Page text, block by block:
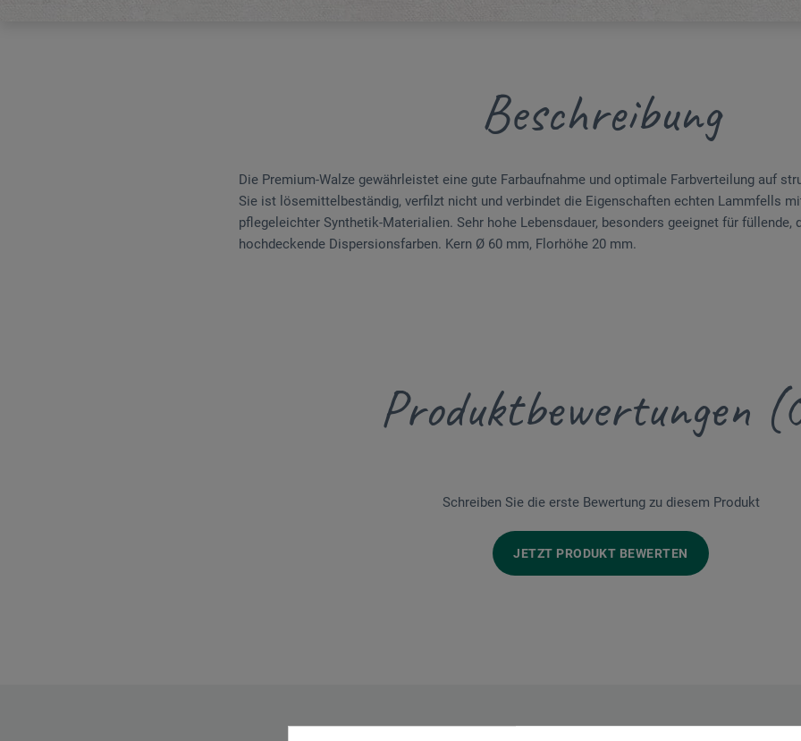
Beschreibung
Die Premium-Walze gewährleistet eine gute Farbaufnahme und optimale Farbverteilung auf
Sie ist lösemittelbeständig, verfilzt nicht und verbindet die Eigenschaften echten Lammfells
pflegeleichter Synthetik-Materialien. Sehr hohe Lebensdauer, besonders geeignet für füllende,
hochdeckende Dispersionsfarben. Kern Ø 60 mm, Florhöhe 20 mm.
Produktbewertungen
Schreiben Sie die erste Bewertung zu diesem Produkt
JETZT PRODUKT BEWERTEN